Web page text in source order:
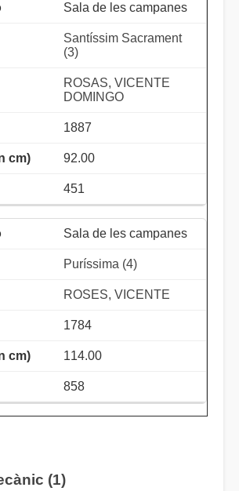
Sala de les campanes
Santíssim Sacrament
(3)
ROSAS, VICENTE
DOMINGO
1887
92.00
451
Sala de les campanes
Puríssima (4)
ROSES, VICENTE
1784
114.00
858
(1)